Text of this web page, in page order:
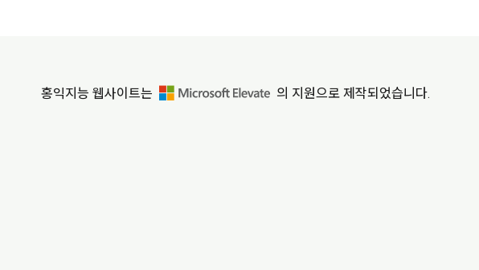
홍익지능 웹사이트는 의 지원으로 제작되었습니다.